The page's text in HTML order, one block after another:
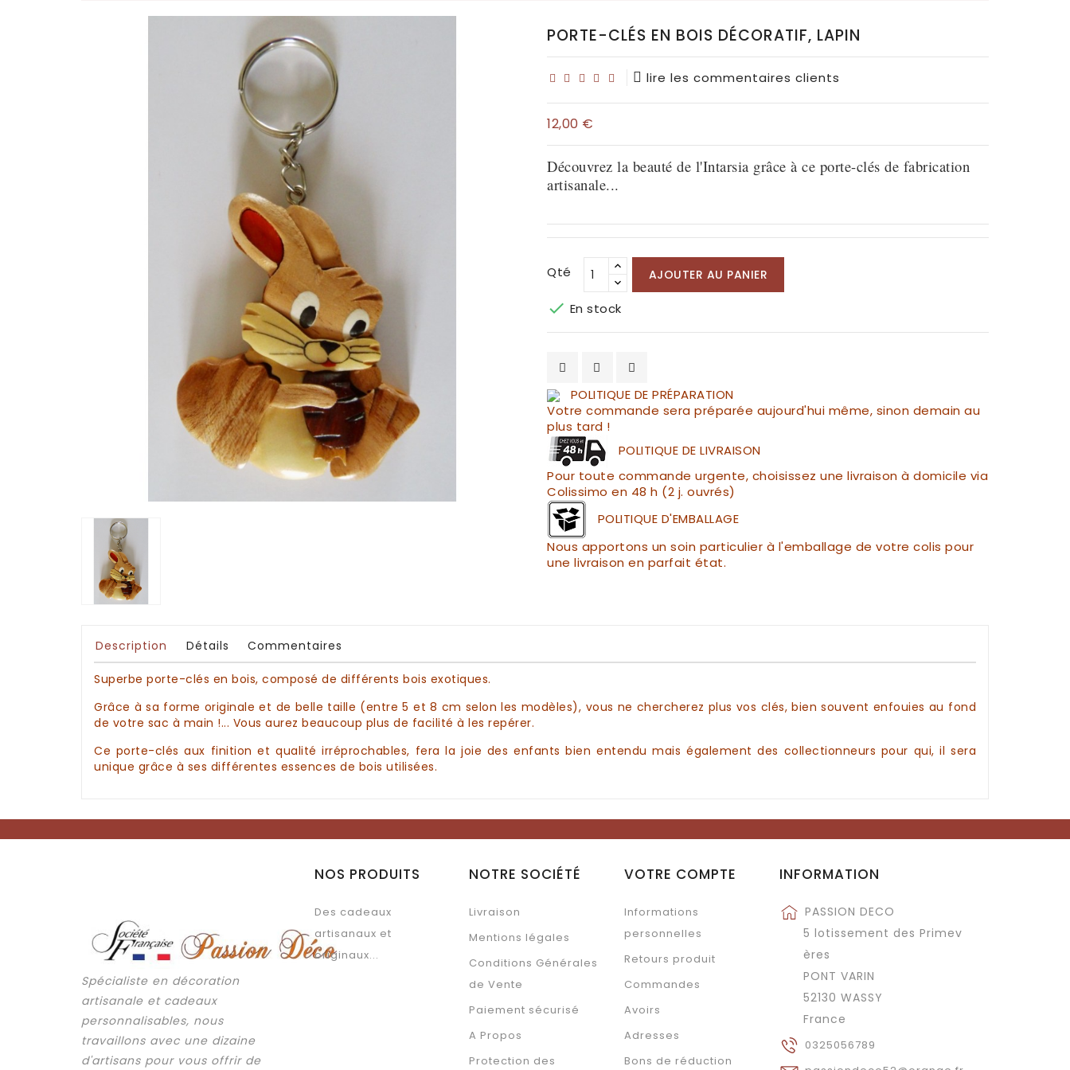
PORTE-CLÉS EN BOIS DÉCORATIF, LAPIN
lire les commentaires clients
12,00 €
Découvrez la beauté de l'Intarsia grâce à ce porte-clés de fabrication
artisanale...
Qté AJOUTER AU PANIER
 En stock
POLITIQUE DE PRÉPARATION
Votre commande sera préparée aujourd'hui même, sinon demain au
plus tard !
POLITIQUE DE LIVRAISON
Pour toute commande urgente, choisissez une livraison à domicile via
Colissimo en 48 h (2 j. ouvrés)
POLITIQUE D'EMBALLAGE
Nous apportons un soin particulier à l'emballage de votre colis pour
une livraison en parfait état.
Description Détails Commentaires
Superbe porte-clés en bois, composé de différents bois exotiques.
Grâce à sa forme originale et de belle taille (entre 5 et 8 cm selon les modèles), vous ne chercherez plus vos clés, bien souvent enfouies au fond
de votre sac à main !... Vous aurez beaucoup plus de facilité à les repérer.
Ce porte-clés aux finition et qualité irréprochables, fera la joie des enfants bien entendu mais également des collectionneurs pour qui, il sera
unique grâce à ses différentes essences de bois utilisées.
Spécialiste en décoration
artisanale et cadeaux
personnalisables, nous
travaillons avec une dizaine
d'artisans pour vous offrir de
NOS PRODUITS
Des cadeaux
artisanaux et
originaux...
NOTRE SOCIÉTÉ
Livraison
Mentions légales
Conditions Générales
de Vente
Paiement sécurisé
A Propos
Protection des
VOTRE COMPTE
Informations
personnelles
Retours produit
Commandes
Avoirs
Adresses
Bons de réduction
INFORMATION
PASSION DECO
5 lotissement des Primev
ères
PONT VARIN
52130 WASSY
France
0325056789